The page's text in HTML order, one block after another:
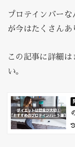
プロテインバー
が今はたくさんあ
この記事に詳細
い。